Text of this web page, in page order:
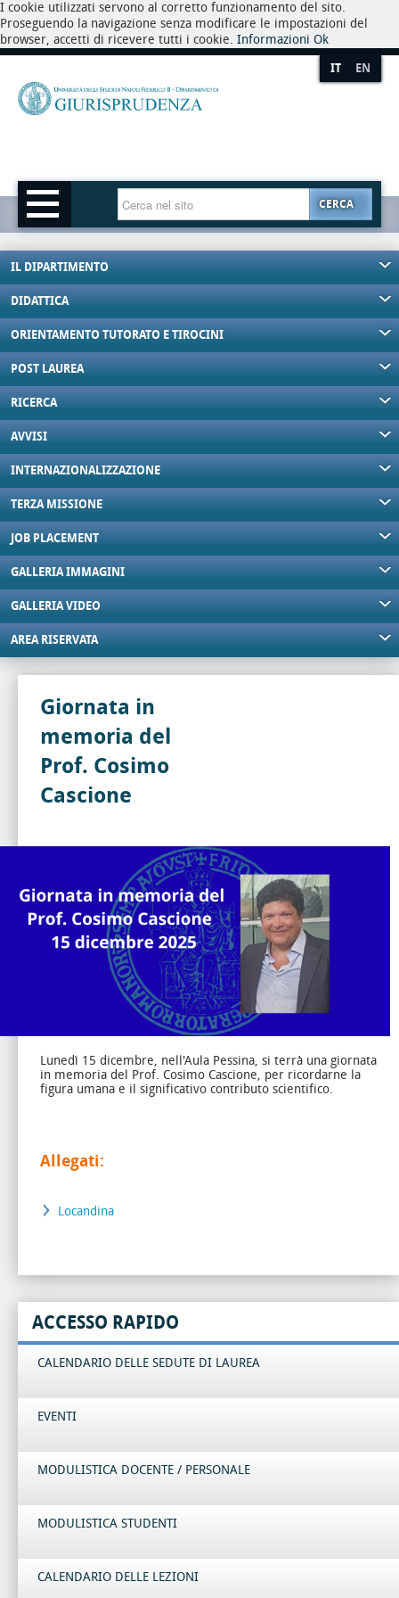
I cookie utilizzati servono al corretto funzionamento del sito.
Proseguendo la navigazione senza modificare le impostazioni del
browser, accetti di ricevere tutti i cookie. Informazioni Ok
IT EN
CERCA
IL DIPARTIMENTO
DIDATTICA
ORIENTAMENTO TUTORATO E TIROCINI
POST LAUREA
RICERCA
AVVISI
INTERNAZIONALIZZAZIONE
TERZA MISSIONE
JOB PLACEMENT
GALLERIA IMMAGINI
GALLERIA VIDEO
AREA RISERVATA
Giornata in
memoria del
Prof. Cosimo
Cascione
Lunedì 15 dicembre, nell'Aula Pessina, si terrà una giornata
in memoria del Prof. Cosimo Cascione, per ricordarne la
figura umana e il significativo contributo scientifico.
Allegati:
Locandina
ACCESSO RAPIDO
CALENDARIO DELLE SEDUTE DI LAUREA
EVENTI
MODULISTICA DOCENTE / PERSONALE
MODULISTICA STUDENTI
CALENDARIO DELLE LEZIONI